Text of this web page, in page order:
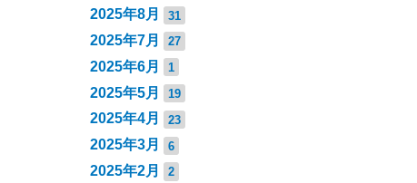
2025年8月 31
2025年7月 27
2025年6月 1
2025年5月 19
2025年4月 23
2025年3月 6
2025年2月 2